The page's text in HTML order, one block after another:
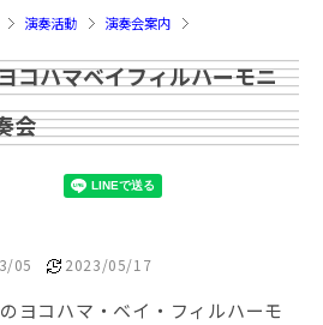
演奏活動 演奏会案内
コハマベイフィルハーモニ
会
05 2023/05/17
ヨコハマ・ベイ・フィルハーモ